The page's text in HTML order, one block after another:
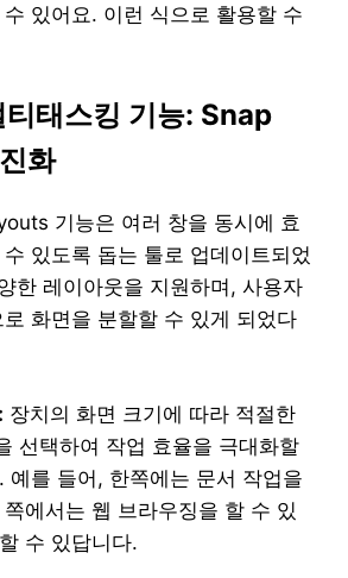
있어요. 이런 식으로 활용할 수
티태스킹 기능: Snap
화
기능은 여러 창을 동시에 효
있도록 돕는 툴로 업데이트되었
한 레이아웃을 지원하며, 사용자
화면을 분할할 수 있게 되었다
장치의 화면 크기에 따라 적절한
선택하여 작업 효율을 극대화할
예를 들어, 한쪽에는 문서 작업을
에서는 웹 브라우징을 할 수 있
수 있답니다.